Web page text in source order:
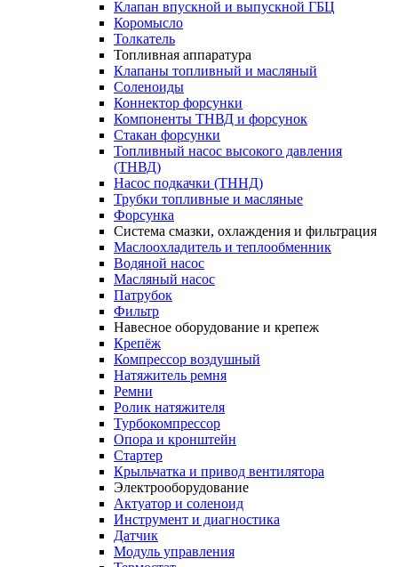
Клапан впускной и выпускной ГБЦ
Коромысло
Толкатель
Топливная аппаратура
Клапаны топливный и масляный
Соленоиды
Коннектор форсунки
Компоненты ТНВД и форсунок
Стакан форсунки
Топливный насос высокого давления
(ТНВД)
Насос подкачки (ТННД)
Трубки топливные и масляные
Форсунка
Система смазки, охлаждения и фильтрация
Маслоохладитель и теплообменник
Водяной насос
Масляный насос
Патрубок
Фильтр
Навесное оборудование и крепеж
Крепёж
Компрессор воздушный
Натяжитель ремня
Ремни
Ролик натяжителя
Турбокомпрессор
Опора и кронштейн
Стартер
Крыльчатка и привод вентилятора
Электрооборудование
Актуатор и соленоид
Инструмент и диагностика
Датчик
Модуль управления